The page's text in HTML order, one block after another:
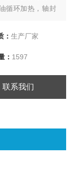
循环加热，轴封
要求设计、制
： 生产厂家
： 1597
联系我们